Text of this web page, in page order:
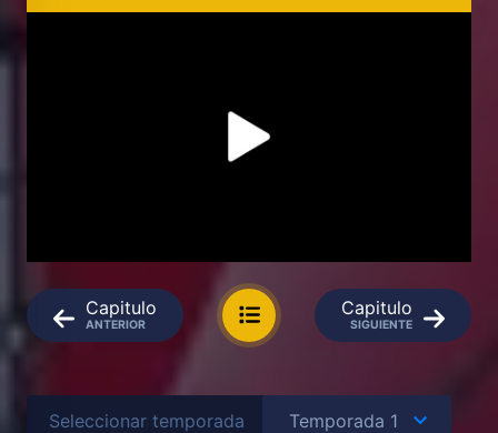
Capitulo
ANTERIOR
Capitulo
SIGUIENTE
Seleccionar temporada